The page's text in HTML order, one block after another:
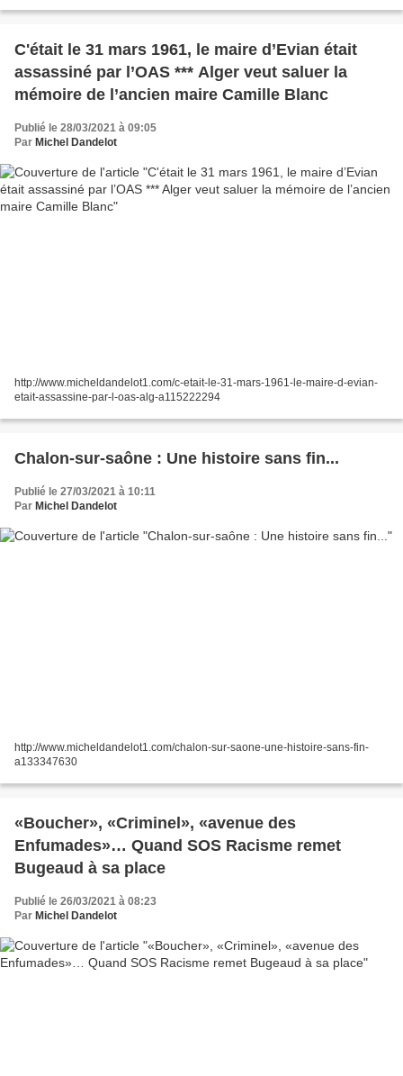
C'était le 31 mars 1961, le maire d’Evian était
assassiné par l’OAS *** Alger veut saluer la
mémoire de l’ancien maire Camille Blanc
Publié le 28/03/2021 à 09:05
Par Michel Dandelot
http://www.micheldandelot1.com/c-etait-le-31-mars-1961-le-maire-d-evian-
etait-assassine-par-l-oas-alg-a115222294
Chalon-sur-saône : Une histoire sans fin...
Publié le 27/03/2021 à 10:11
Par Michel Dandelot
http://www.micheldandelot1.com/chalon-sur-saone-une-histoire-sans-fin-
a133347630
«Boucher», «Criminel», «avenue des
Enfumades»… Quand SOS Racisme remet
Bugeaud à sa place
Publié le 26/03/2021 à 08:23
Par Michel Dandelot